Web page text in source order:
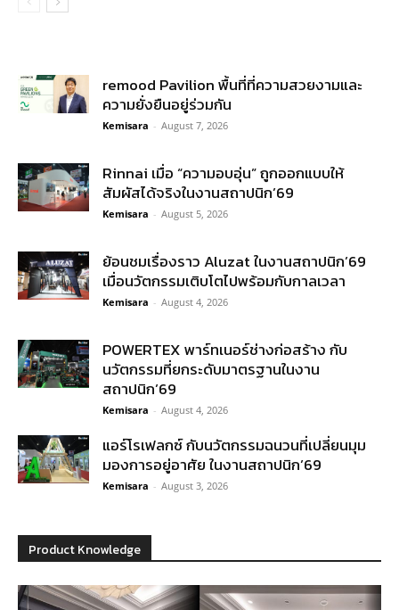
remood Pavilion พื้นที่ที่ความสวยงามและ
ความยั่งยืนอยู่ร่วมกัน
Kemisara - August 7, 2026
Rinnai เมื่อ “ความอบอุ่น” ถูกออกแบบให้
สัมผัสได้จริงในงานสถาปนิก’69
Kemisara - August 5, 2026
ย้อนชมเรื่องราว Aluzat ในงานสถาปนิก’69
เมื่อนวัตกรรมเติบโตไปพร้อมกับกาลเวลา
Kemisara - August 4, 2026
POWERTEX พาร์ทเนอร์ช่างก่อสร้าง กับ
นวัตกรรมที่ยกระดับมาตรฐานในงาน
สถาปนิก’69
Kemisara - August 4, 2026
แอร์โรเฟลกซ์ กับนวัตกรรมฉนวนที่เปลี่ยนมุม
มองการอยู่อาศัย ในงานสถาปนิก’69
Kemisara - August 3, 2026
Product Knowledge